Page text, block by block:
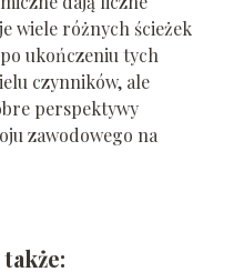
wiele różnych ścieżek
ukończeniu tych
czynników, ale
perspektywy
zawodowego na